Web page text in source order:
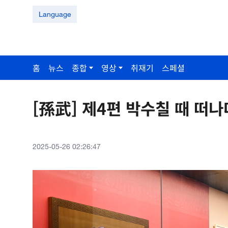
Language
홈 뉴스 종합 영상 취재기 스페셜
[孫武] 제4편 박수칠 때 떠나
2025-05-26 02:26:47